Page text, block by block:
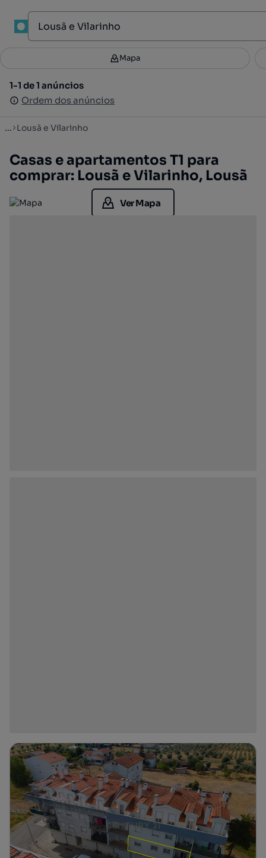
Filtros 2
1-1 de 1 anúncios
Ordem dos anúncios
Mapa
1-1 de 1 anúncios
Ordem dos anúncios
... Lousã e Vilarinho
Casas e apartamentos T1 para
comprar: Lousã e Vilarinho, Lousã
Ver Mapa